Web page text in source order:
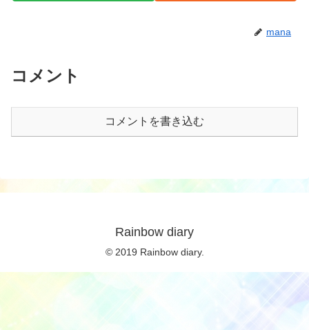
mana
コメント
コメントを書き込む
Rainbow diary
© 2019 Rainbow diary.